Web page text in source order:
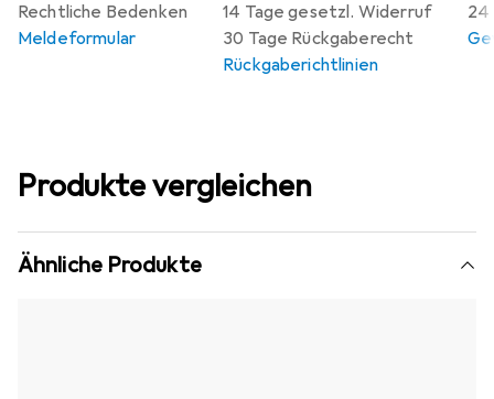
14 Tage gesetzl. Widerruf
30 Tage Rückgaberecht
Rückgaberichtlinien
24
Rechtliche Bedenken
Meldeformular
Produkte vergleichen
Ähnliche Produkte